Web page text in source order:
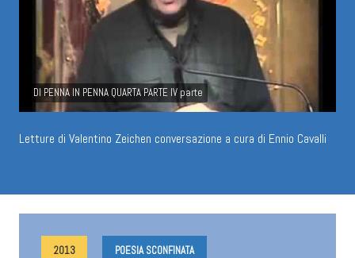
DI PENNA IN PENNA QUARTA PARTE IV parte
Letture di Valentino Zeichen conversazione a cura di Ennio Cavalli
2013 POESIA SCONFINATA